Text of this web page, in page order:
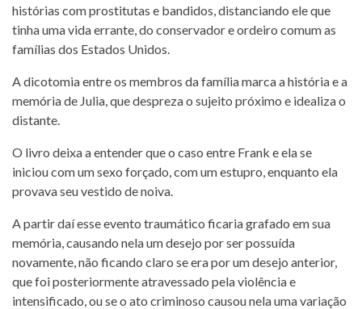
histórias com prostitutas e bandidos, distanciando ele que
tinha uma vida errante, do conservador e ordeiro comum as
famílias dos Estados Unidos.
A dicotomia entre os membros da família marca a história e a
memória de Julia, que despreza o sujeito próximo e idealiza o
distante.
O livro deixa a entender que o caso entre Frank e ela se
iniciou com um sexo forçado, com um estupro, enquanto ela
provava seu vestido de noiva.
A partir daí esse evento traumático ficaria grafado em sua
memória, causando nela um desejo por ser possuída
novamente, não ficando claro se era por um desejo anterior,
que foi posteriormente atravessado pela violência e
intensificado, ou se o ato criminoso causou nela uma variação